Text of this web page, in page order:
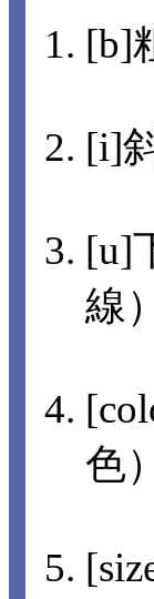
[b]
[i]
[u]
線）
色）